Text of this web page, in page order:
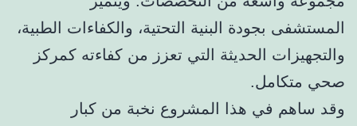
المستشفى بجودة البنية التحتية، والكفاءات الطبية،
والتجهيزات الحديثة التي تعزز من كفاءته كمركز
صحي متكامل.
وقد ساهم في هذا المشروع نخبة من كبار